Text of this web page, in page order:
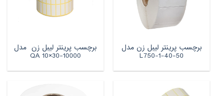
برچسب پرینتر لیبل زن مدل
L750-1-40-50
برچسب پرینتر لیبل زن مدل
QA 10×30-10000